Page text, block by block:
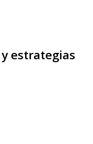
estrategias